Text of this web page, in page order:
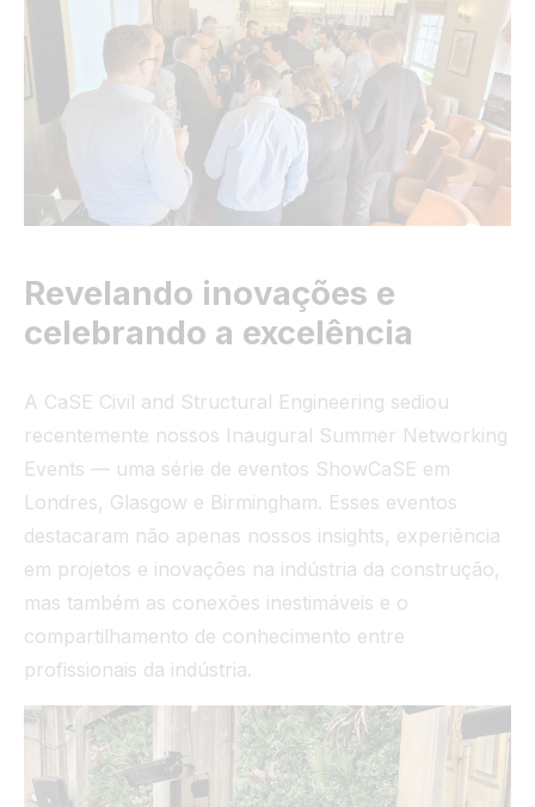
Revelando inovações e
celebrando a excelência
A CaSE Civil and Structural Engineering sediou
recentemente nossos Inaugural Summer Networking
Events — uma série de eventos ShowCaSE em
Londres, Glasgow e Birmingham. Esses eventos
destacaram não apenas nossos insights, experiência
em projetos e inovações na indústria da construção,
mas também as conexões inestimáveis e o
compartilhamento de conhecimento entre
profissionais da indústria.
Túnel
Ver tudo